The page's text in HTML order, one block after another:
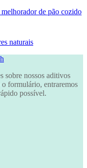
de pão cozido
naturais
sobre nossos aditivos
formulário, entraremos
possível.